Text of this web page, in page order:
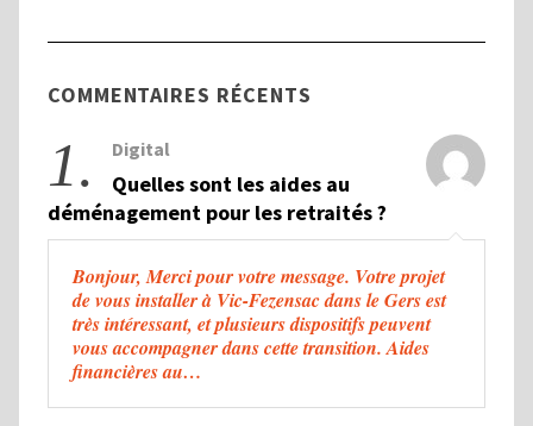
COMMENTAIRES RÉCENTS
1. Digital
Quelles sont les aides au
déménagement pour les retraités ?
Bonjour, Merci pour votre message. Votre projet
de vous installer à Vic-Fezensac dans le Gers est
très intéressant, et plusieurs dispositifs peuvent
vous accompagner dans cette transition. Aides
financières au…